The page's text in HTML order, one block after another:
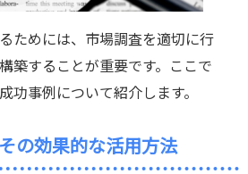
ためには、市場調査を適切に行
築することが重要です。ここで
功事例について紹介します。
の効果的な活用方法